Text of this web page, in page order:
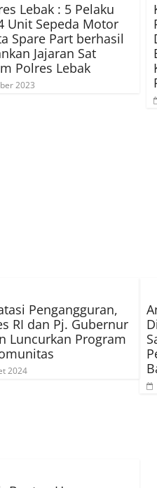
Lebak : 5 Pelaku
Unit Sepeda Motor
Spare Part berhasil
Jajaran Sat
Polres Lebak
2023
Pengangguran,
RI dan Pj. Gubernur
Luncurkan Program
2024